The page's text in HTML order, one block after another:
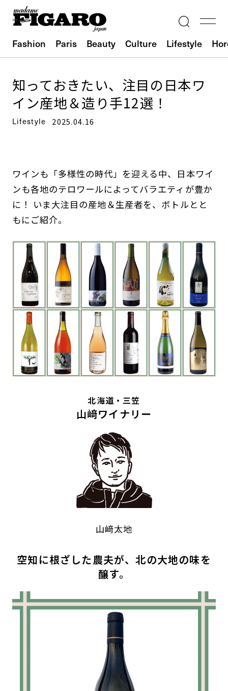
Fashion Paris Beauty Culture Lifestyle
知っておきたい、注目の日本ワ
イン産地＆造り手12選！
Lifestyle 2025.04.16
ワインも「多様性の時代」を迎える中、日本ワイ
ンも各地のテロワールによってバラエティが豊か
に！ いま大注目の産地＆生産者を、ボトルとと
もにご紹介。
北海道・三笠
山﨑ワイナリー
山﨑太地
空知に根ざした農夫が、北の大地の味を
醸す。